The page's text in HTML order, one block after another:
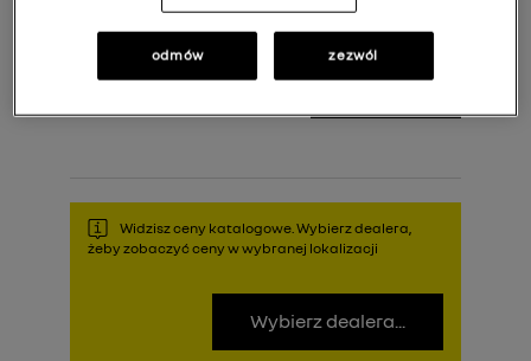
Cena rekomendowana: 1 419,00 zł
Widzisz ceny katalogowe. Wybierz dealera,
żeby zobaczyć ceny w wybranej lokalizacji
Wybierz dealera...
odmów zezwól